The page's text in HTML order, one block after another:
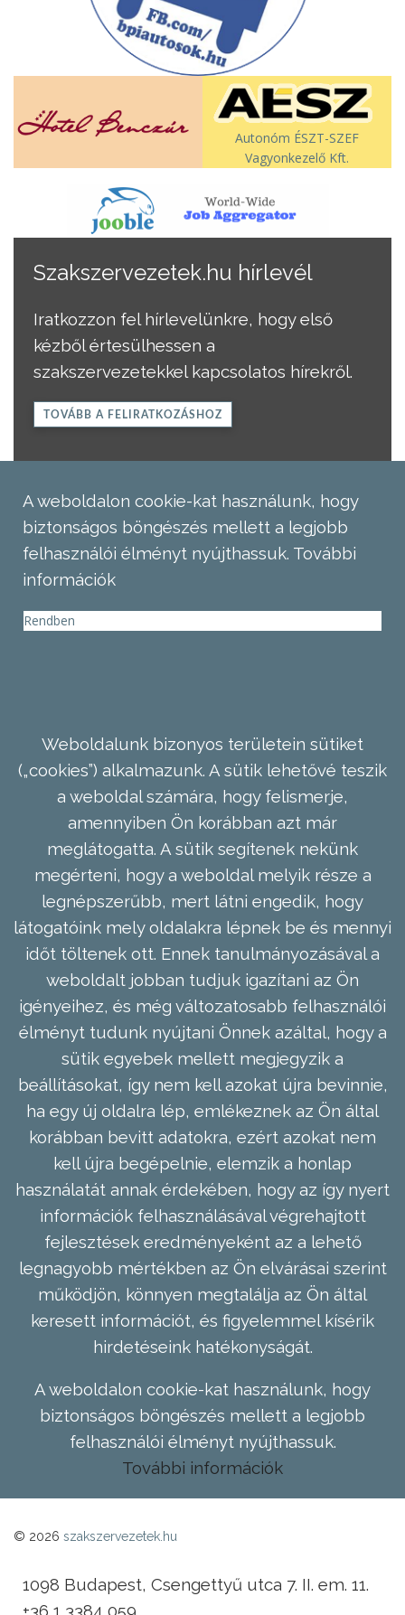
Autonóm ÉSZT-SZEF
Vagyonkezelő Kft.
Szakszervezetek.hu hírlevél
Iratkozzon fel hírlevelünkre, hogy első
kézből értesülhessen a
szakszervezetekkel kapcsolatos hírekről.
TOVÁBB A FELIRATKOZÁSHOZ
A weboldalon cookie-kat használunk, hogy
biztonságos böngészés mellett a legjobb
felhasználói élményt nyújthassuk. További
információk
Rendben
Weboldalunk bizonyos területein sütiket
(„cookies”) alkalmazunk. A sütik lehetővé teszik
a weboldal számára, hogy felismerje,
amennyiben Ön korábban azt már
meglátogatta. A sütik segítenek nekünk
megérteni, hogy a weboldal melyik része a
legnépszerűbb, mert látni engedik, hogy
látogatóink mely oldalakra lépnek be és mennyi
időt töltenek ott. Ennek tanulmányozásával a
weboldalt jobban tudjuk igazítani az Ön
igényeihez, és még változatosabb felhasználói
élményt tudunk nyújtani Önnek azáltal, hogy a
sütik egyebek mellett megjegyzik a
beállításokat, így nem kell azokat újra bevinnie,
ha egy új oldalra lép, emlékeznek az Ön által
korábban bevitt adatokra, ezért azokat nem
kell újra begépelnie, elemzik a honlap
használatát annak érdekében, hogy az így nyert
információk felhasználásával végrehajtott
fejlesztések eredményeként az a lehető
legnagyobb mértékben az Ön elvárásai szerint
működjön, könnyen megtalálja az Ön által
keresett információt, és figyelemmel kísérik
hirdetéseink hatékonyságát.
A weboldalon cookie-kat használunk, hogy
biztonságos böngészés mellett a legjobb
felhasználói élményt nyújthassuk.
További információk
© 2026 szakszervezetek.hu
1098 Budapest, Csengettyű utca 7. II. em. 11.
+36 1 3384 059